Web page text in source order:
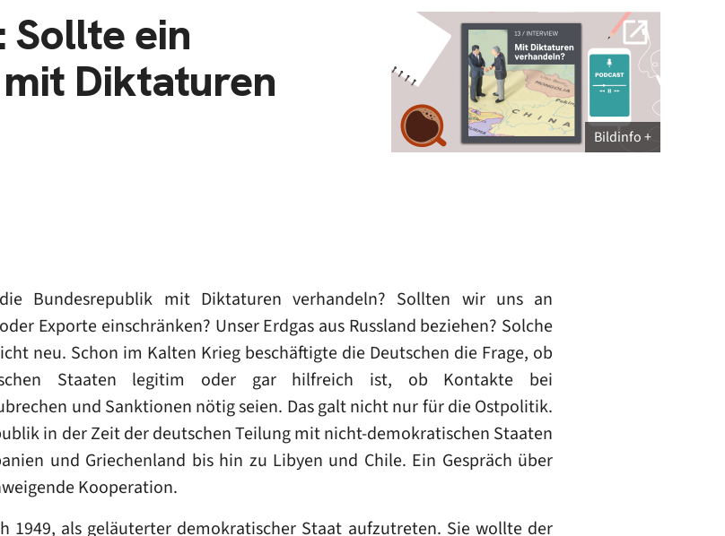
Sollte ein
Diktaturen
Bildinfo
Bundesrepublik mit Diktaturen verhandeln? Sollten wir uns an
Exporte einschränken? Unser Erdgas aus Russland beziehen? Solche
neu. Schon im Kalten Krieg beschäftigte die Deutschen die Frage, ob
Staaten legitim oder gar hilfreich ist, ob Kontakte bei
und Sanktionen nötig seien. Das galt nicht nur für die Ostpolitik.
in der Zeit der deutschen Teilung mit nicht-demokratischen Staaten
und Griechenland bis hin zu Libyen und Chile. Ein Gespräch über
Kooperation.
1949, als geläuterter demokratischer Staat aufzutreten. Sie wollte der